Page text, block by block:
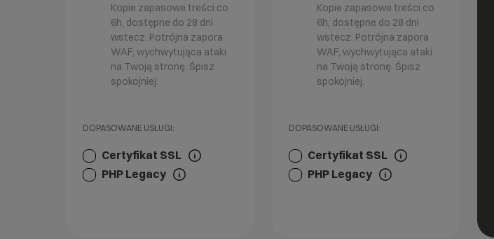
Kopie zapasowe treści co
6h, dostępne do 28 dni
wstecz. Potrójna zapora
WAF, wychwytująca ataki
na Twoją stronę. Śpisz
spokojniej.
DOPASOWANE USŁUGI:
Certyfikat SSL
PHP Legacy
Kopie zapasowe treści co
6h, dostępne do 28 dni
wstecz. Potrójna zapora
WAF, wychwytująca ataki
na Twoją stronę. Śpisz
spokojniej.
DOPASOWANE USŁUGI:
Certyfikat SSL
PHP Legacy